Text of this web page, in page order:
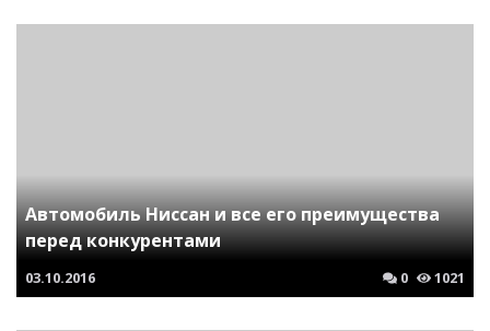
Автомобиль Ниссан и все его преимущества
перед конкурентами
03.10.2016 0 1021